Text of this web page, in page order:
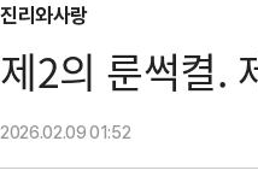
진리와사랑
제2의 룬썩켤.
2026.02.0901:52